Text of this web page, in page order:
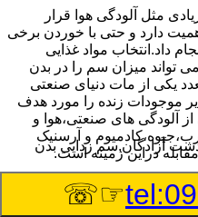
مثل آلودگی هوا قرار
دارد و حتی با خوردن برخی
داد.انتخاب مواد غذایی
تواند میزان سم را در بدن
یکی از مات دنیای صنعتی
موجودات زنده را مورد هدف
آلودگی های صنعتی،هوا و
و آرسنیک
دراین زمینه است.
آزادگان
آزادگان,سم زدایی بدن
☞☏